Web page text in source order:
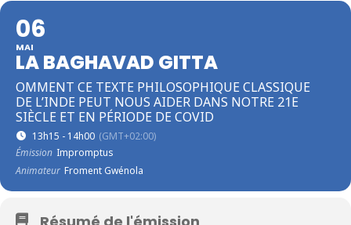
06
MAI
LA BAGHAVAD GITTA
OMMENT CE TEXTE PHILOSOPHIQUE CLASSIQUE
DE L’INDE PEUT NOUS AIDER DANS NOTRE 21E
SIÈCLE ET EN PÉRIODE DE COVID
13h15 - 14h00 (GMT+02:00)
Émission Impromptus
Animateur Froment Gwénola